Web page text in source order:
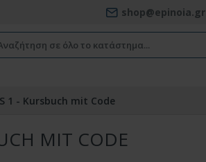
shop@epinoia.gr
1 - Kursbuch mit Code
MIT CODE